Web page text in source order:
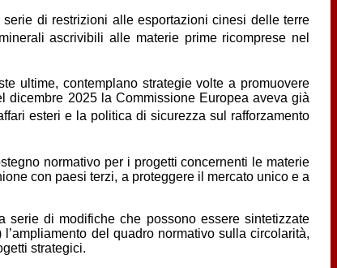
di restrizioni alle esportazioni cinesi delle terre
ascrivibili alle materie prime ricomprese nel
ultime, contemplano strategie volte a promuovere
dicembre 2025 la Commissione Europea aveva già
esteri e la politica di sicurezza sul rafforzamento
normativo per i progetti concernenti le materie
con paesi terzi, a proteggere il mercato unico e a
serie di modifiche che possono essere sintetizzate
del quadro normativo sulla circolarità,
strategici.